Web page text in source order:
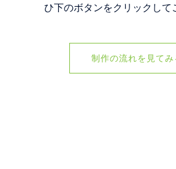
ひ下のボタンをクリックして
制作の流れを見てみ